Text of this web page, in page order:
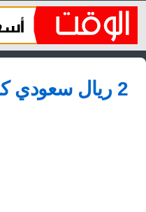
الليرة السورية
الجنيه المصري2 ريال سعودي كم ريال عماني